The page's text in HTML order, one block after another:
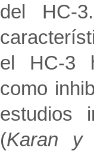
del HC-
el HC-3
como
estudios
(Karan y